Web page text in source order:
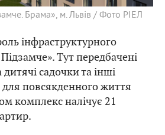
Брама», м. Львів / Фото РІЕЛ
інфраструктурного
Тут передбачені
садочки та інші
для повсякденного життя
комплекс налічує 21